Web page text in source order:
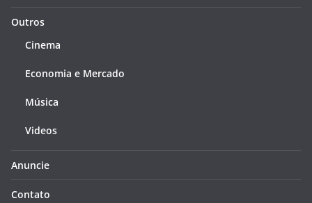
Outros
Cinema
Economia e Mercado
Música
Videos
Anuncie
Contato